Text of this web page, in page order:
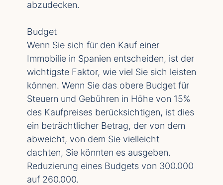
abzudecken.
Budget
Wenn Sie sich für den Kauf einer
Immobilie in Spanien entscheiden, ist der
wichtigste Faktor, wie viel Sie sich leisten
können. Wenn Sie das obere Budget für
Steuern und Gebühren in Höhe von 15%
des Kaufpreises berücksichtigen, ist dies
ein beträchtlicher Betrag, der von dem
abweicht, von dem Sie vielleicht
dachten, Sie könnten es ausgeben.
Reduzierung eines Budgets von 300.000
auf 260.000.